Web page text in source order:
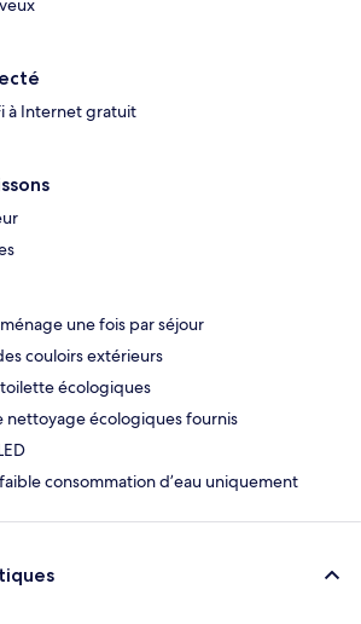
à Internet gratuit
une fois par séjour
couloirs extérieurs
écologiques
nettoyage écologiques fournis
consommation d’eau uniquement